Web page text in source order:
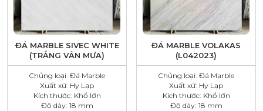
ĐÁ MARBLE SIVEC WHITE
(TRẮNG VÂN MƯA)
Chủng loại: Đá Marble
Xuất xứ: Hy Lạp
Kích thước: Khổ lớn
Độ dày: 18 mm
ĐÁ MARBLE VOLAKAS
(L042023)
Chủng loại: Đá Marble
Xuất xứ: Hy Lạp
Kích thước: Khổ lớn
Độ dày: 18 mm